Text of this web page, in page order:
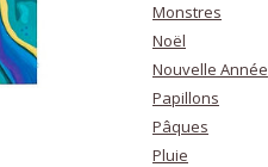
Monstres
Noël
Nouvelle Année
Papillons
Pâques
Pluie